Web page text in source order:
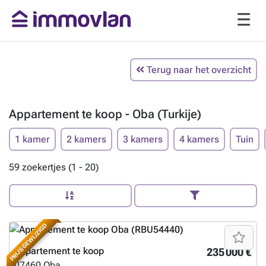
Terug naar het overzicht
Appartement te koop - Oba (Turkije)
1 kamer 2 kamers 3 kamers 4 kamers Tuin
59 zoekertjes (1 - 20)
PRIJS GEWIJZIGD 235 000 €
Appartement te koop